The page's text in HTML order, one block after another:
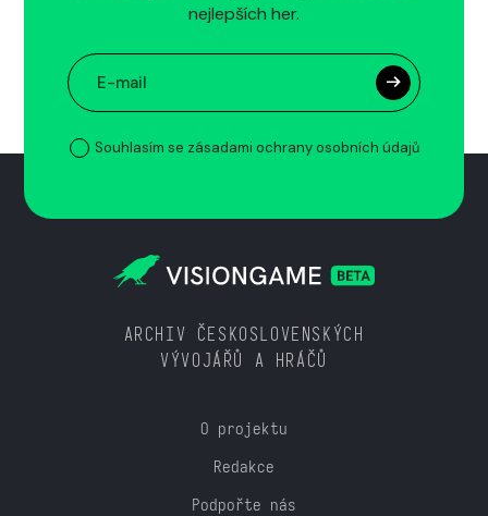
nejlepších her.
Souhlasím se zásadami ochrany osobních údajů
ARCHIV ČESKOSLOVENSKÝCH
VÝVOJÁŘŮ A HRÁČŮ
O projektu
Redakce
Podpořte nás